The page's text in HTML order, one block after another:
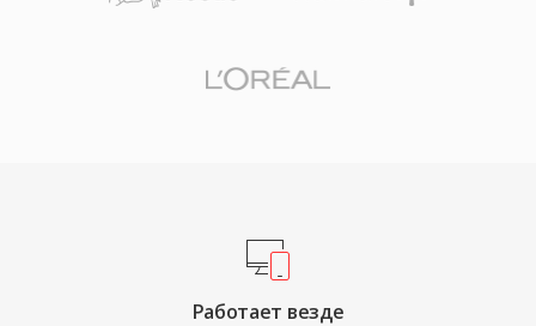
Работает везде